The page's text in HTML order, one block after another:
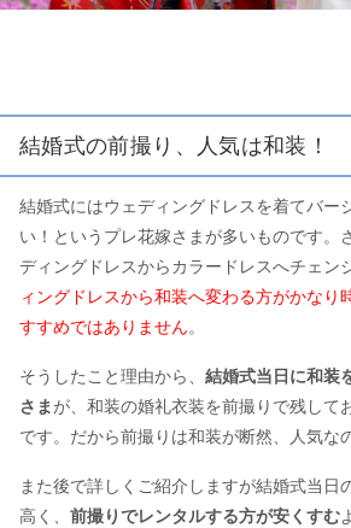
結婚式の前撮り、人気は和装！
結婚式にはウェディングドレスを着てバー
い！というプレ花嫁さまが多いものです。
ディングドレスからカラードレスへチェン
ィングドレスから和装へ変わる方がかなり
すすめではありません。
そうしたこと理由から、 結婚式当日に和装
さまが、和装の婚礼衣装を前撮りで残して
です。だから前撮りは和装が断然、人気な
また後で詳しくご紹介しますが結婚式当日
高く、 前撮りでレンタルする方が安くすむ